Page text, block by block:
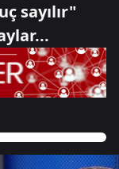
sayılır"